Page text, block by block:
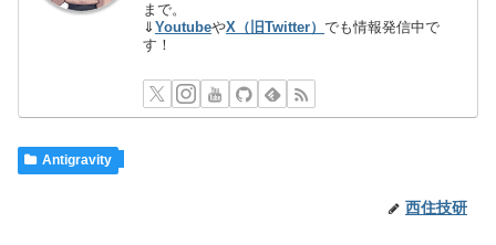
まで。
⇓ YoutubeやX（旧Twitter）でも情報発信中で
す！
Antigravity
西住技研